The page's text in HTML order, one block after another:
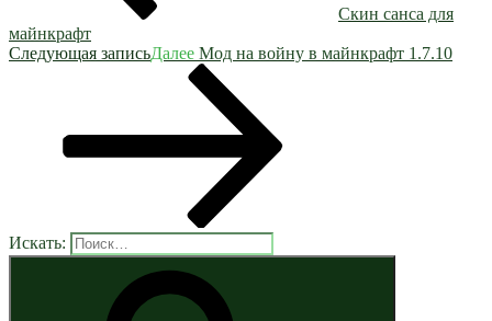
Скин санса для
майнкрафт
Следующая записьДалее Мод на войну в майнкрафт 1.7.10
Искать: